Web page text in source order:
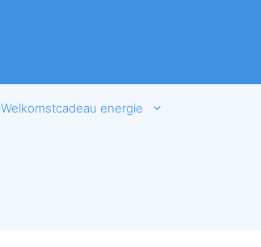
Welkomstcadeau energie